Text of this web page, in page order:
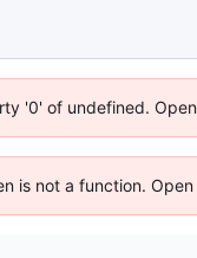
'0' of undefined.
is not a function.